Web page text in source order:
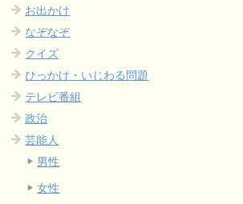
お出かけ
なぞなぞ
クイズ
ひっかけ・いじわる問題
テレビ番組
政治
芸能人
男性
女性